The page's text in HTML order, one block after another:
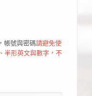
帳號與密碼請避免使
半形英文與數字，不